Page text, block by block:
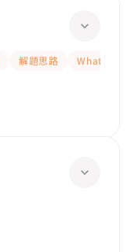
解題思路
WhatsAPP